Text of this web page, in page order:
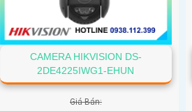
CAMERA HIKVISION DS-
2DE4225IWG1-EHUN
Giá Bán: